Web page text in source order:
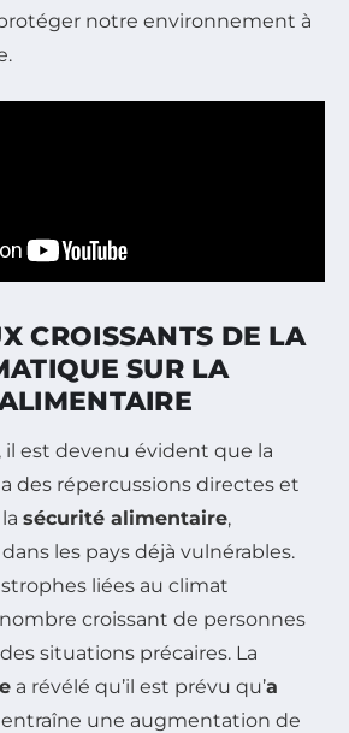
notre environnement à
CROISSANTS DE LA
SUR LA
il est devenu évident que la
a des répercussions directes et
sécurité alimentaire,
les pays déjà vulnérables.
liées au climat
croissant de personnes
situations précaires. La
a révélé qu’il est prévu qu’a
entraîne une augmentation de